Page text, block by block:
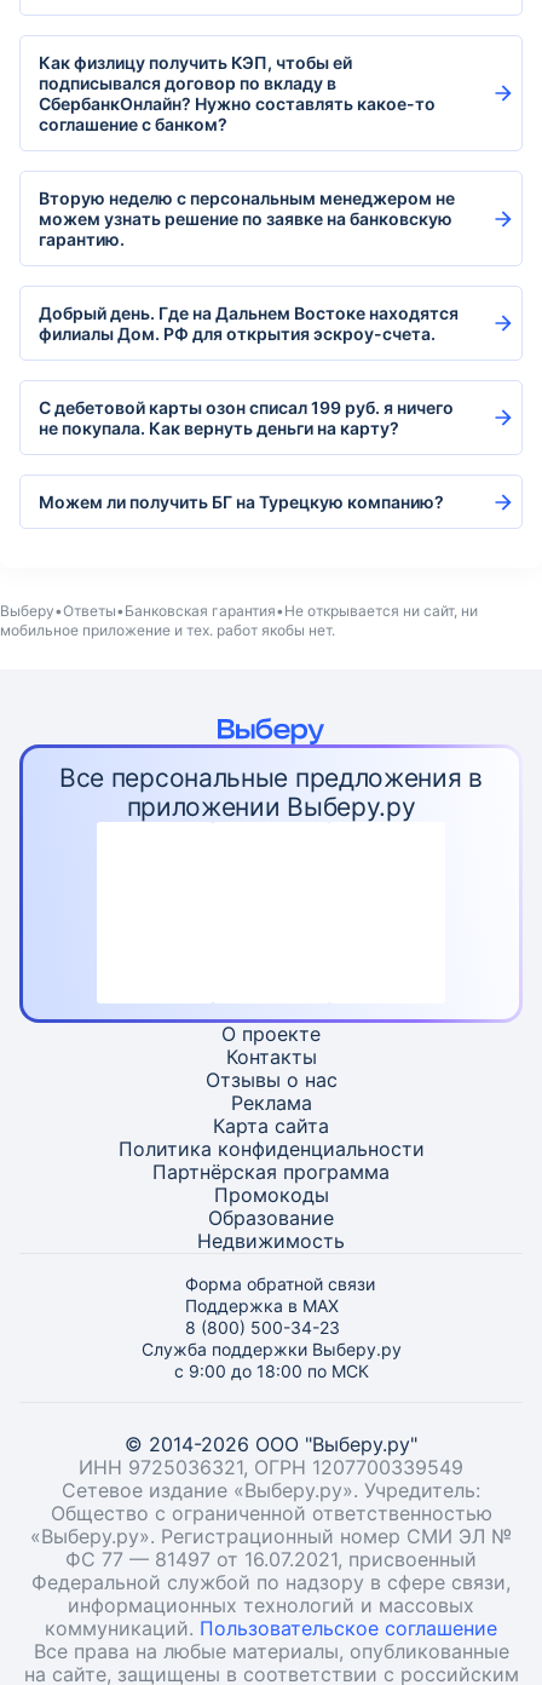
Как физлицу получить КЭП, чтобы ей
подписывался договор по вкладу в
СбербанкОнлайн? Нужно составлять какое-то
соглашение с банком?
Вторую неделю с персональным менеджером не
можем узнать решение по заявке на банковскую
гарантию.
Добрый день. Где на Дальнем Востоке находятся
филиалы Дом. РФ для открытия эскроу-счета.
С дебетовой карты озон списал 199 руб. я ничего
не покупала. Как вернуть деньги на карту?
Можем ли получить БГ на Турецкую компанию?
Выберу Ответы Банковская гарантия Не открывается ни сайт, ни
мобильное приложение и тех. работ якобы нет.
Все персональные предложения в
приложении Выберу.ру
О проекте
Контакты
Отзывы о нас
Реклама
Карта сайта
Политика конфиденциальности
Партнёрская программа
Промокоды
Образование
Недвижимость
Форма обратной связи
Поддержка в MAX
8 (800) 500-34-23
Служба поддержки Выберу.ру
с 9:00 до 18:00 по МСК
© 2014-2026 ООО "Выберу.ру"
ИНН 9725036321, ОГРН 1207700339549
Сетевое издание «Выберу.ру». Учредитель:
Общество с ограниченной ответственностью
«Выберу.ру». Регистрационный номер СМИ ЭЛ №
ФС 77 — 81497 от 16.07.2021, присвоенный
Федеральной службой по надзору в сфере связи,
информационных технологий и массовых
коммуникаций. Пользовательское соглашение
Все права на любые материалы, опубликованные
на сайте, защищены в соответствии с российским